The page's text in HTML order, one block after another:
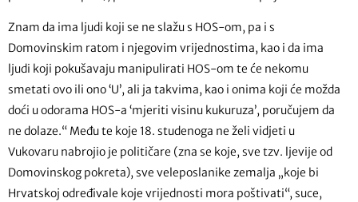
Znam da ima ljudi koji se ne slažu s HOS-om, pa i s
Domovinskim ratom i njegovim vrijednostima, kao i da ima
ljudi koji pokušavaju manipulirati HOS-om te će nekomu
smetati ovo ili ono ‘U’, ali ja takvima, kao i onima koji će možda
doći u odorama HOS-a ‘mjeriti visinu kukuruza’, poručujem da
ne dolaze.“ Među te koje 18. studenoga ne želi vidjeti u
Vukovaru nabrojio je političare (zna se koje, sve tzv. ljevije od
Domovinskog pokreta), sve veleposlanike zemalja „koje bi
Hrvatskoj određivale koje vrijednosti mora poštivati“, suce,